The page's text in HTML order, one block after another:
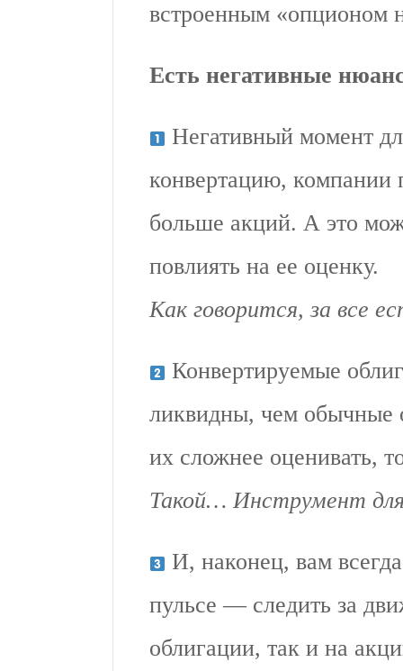
встроенным «опционом
Есть негативные
Негативный момент
конвертацию, компании
больше акций. А это
повлиять на ее оценку.
Как говорится, за все
Конвертируемые
ликвидны, чем обычные
их сложнее оценивать,
Такой… Инструмент
И, наконец, вам
пульсе — следить за
облигации, так и на